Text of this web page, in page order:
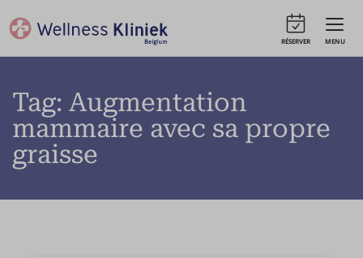
MENU
RÉSERVER
Tag: Augmentation
mammaire avec sa propre
graisse